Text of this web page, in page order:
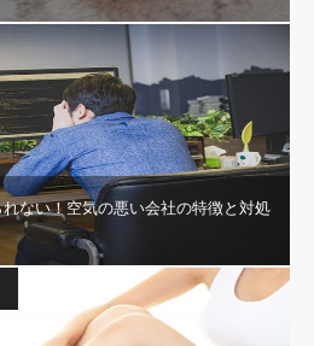
ない！空気の悪い会社の特徴と対処